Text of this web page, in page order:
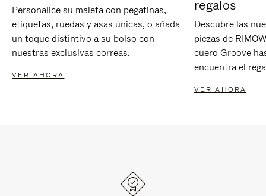
Personalice su maleta con pegatinas,
etiquetas, ruedas y asas únicas, o añada
un toque distintivo a su bolso con
nuestras exclusivas correas.
VER AHORA
regalos
Descubre las
piezas de
cuero Groove
encuentra el
VER AHORA